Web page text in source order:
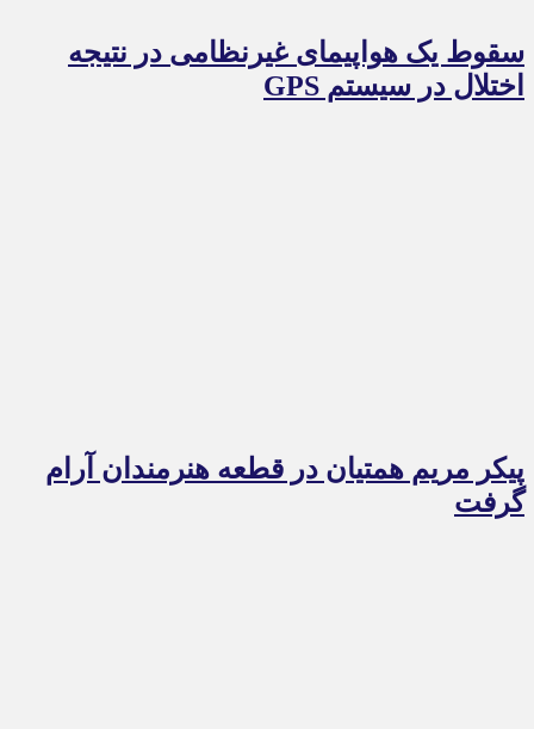
سقوط یک هواپیمای غیرنظامی در نتیجه
اختلال در سیستم‌ GPS
پیکر مریم همتیان در قطعه هنرمندان آرام
گرفت